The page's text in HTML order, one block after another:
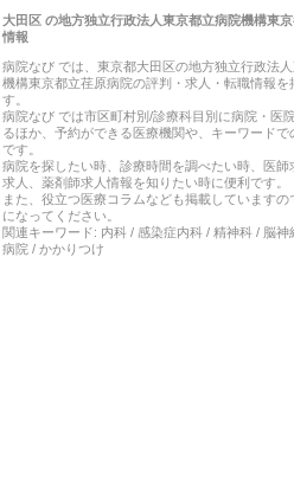
大田区の地方独立行政法人東京都立病院機構東
情報
病院なび では、 東京都大田区の地方独立行政法
機構東京都立荏原病院の評判・求人・転職情報を
す。
病院なび では市区町村別/診療科目別に病院・医
るほか、予約ができる医療機関や、キーワードで
です。
病院を探したい時、診療時間を調べたい時、医師
求人、薬剤師求人情報を知りたい時に便利です。
また、役立つ医療コラムなども掲載していますの
になってください。
関連キーワード: 内科 / 感染症内科 / 精神科 / 脳神
病院 / かかりつけ